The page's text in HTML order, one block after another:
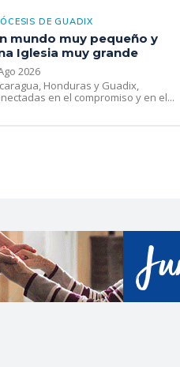
DE GUADIX
mundo muy pequeño y
Iglesia muy grande
2026
Honduras y Guadix,
en el compromiso y en el...